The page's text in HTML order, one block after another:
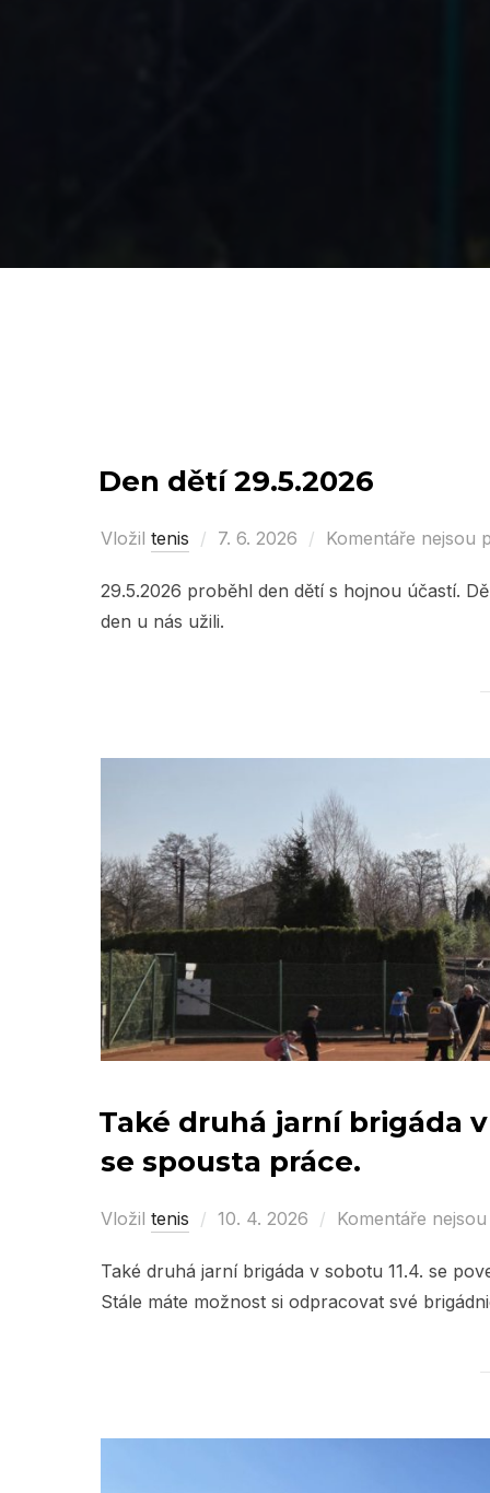
Den dětí 29.5.2026
Vložil tenis
Posted
7. 6. 2026 Komentáře nejsou
29.5.2026 proběhl den dětí s hojnou účastí.
den u nás užili.
Také druhá jarní brigáda
se spousta práce.
Vložil tenis
Posted
10. 4. 2026 Komentáře
Také druhá jarní brigáda v sobotu 11.4. se
Stále máte možnost si odpracovat své